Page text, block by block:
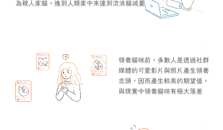
為親人家貓，進到人類家中來達到流浪貓減量
領養貓咪前，多數人是透過社群
媒體的可愛影片與照片產生領養
念頭，因而產生較高的期望值，
與現實中領養貓咪有極大落差